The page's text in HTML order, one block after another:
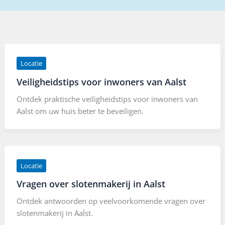
Locatie
Veiligheidstips voor inwoners van Aalst
Ontdek praktische veiligheidstips voor inwoners van
Aalst om uw huis beter te beveiligen.
Locatie
Vragen over slotenmakerij in Aalst
Ontdek antwoorden op veelvoorkomende vragen over
slotenmakerij in Aalst.